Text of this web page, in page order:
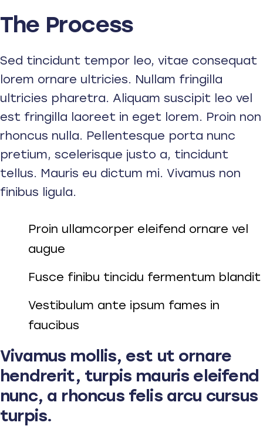
The Process
Sed tincidunt tempor leo, vitae consequat
lorem ornare ultricies. Nullam fringilla
ultricies pharetra. Aliquam suscipit leo vel
est fringilla laoreet in eget lorem. Proin non
rhoncus nulla. Pellentesque porta nunc
pretium, scelerisque justo a, tincidunt
tellus. Mauris eu dictum mi. Vivamus non
finibus ligula.
Proin ullamcorper eleifend ornare vel
augue
Fusce finibu tincidu fermentum blandit
Vestibulum ante ipsum fames in
faucibus
Vivamus mollis, est ut ornare
hendrerit, turpis mauris eleifend
nunc, a rhoncus felis arcu cursus
turpis.